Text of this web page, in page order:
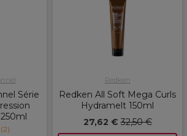
Série
(2)
Redken
Redken All Soft Mega Curls
Hydramelt 150ml
27,62 €32,50 €